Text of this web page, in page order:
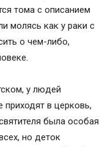
тома с описанием
молясь как у раки с
о чем-либо,
у людей
в церковь,
была особая
но деток